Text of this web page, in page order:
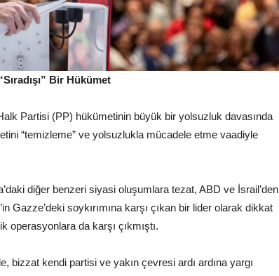
Bir Hükümet
Partisi (PP) hükümetinin büyük bir yolsuzluk davasında
“temizleme” ve yolsuzlukla mücadele etme vaadiyle
diğer benzeri siyasi oluşumlara tezat, ABD ve İsrail’den
Gazze’deki soykırımına karşı çıkan bir lider olarak dikkat
operasyonlara da karşı çıkmıştı.
bizzat kendi partisi ve yakın çevresi ardı ardına yargı